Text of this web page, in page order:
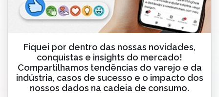
Fiquei por dentro das nossas novidades,
conquistas e insights do mercado!
Compartilhamos tendências do varejo e da
indústria, casos de sucesso e o impacto dos
nossos dados na cadeia de consumo.